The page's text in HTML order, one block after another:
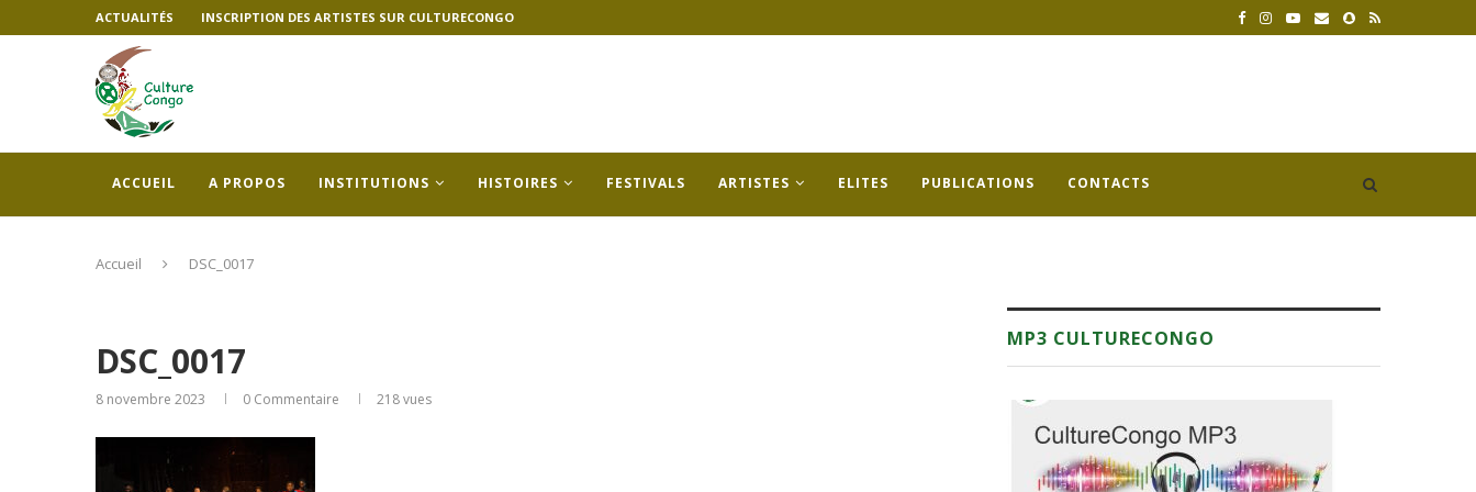
ACTUALITÉS INSCRIPTION DES ARTISTES SUR CULTURECONGO
ACCUEIL A PROPOS INSTITUTIONS HISTOIRES FESTIVALS ARTISTES ELITES PUBLICATIONS CONTACTS
Accueil DSC_0017
DSC_0017
8 novembre 2023 0 Commentaire 218vues
MP3 CULTURECONGO